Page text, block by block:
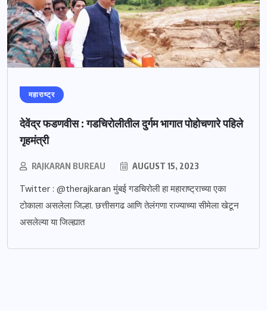
महाराष्ट्र
देवेंद्र फडणवीस : गडचिरोलीतील दुर्गम भागात पोहोचणारे पहिले
गृहमंत्री
RAJKARAN BUREAU AUGUST 15, 2023
Twitter : @therajkaran मुंबई गडचिरोली हा महाराष्ट्राच्या एका
टोकाला असलेला जिल्हा. छत्तीसगढ आणि तेलंगणा राज्याच्या सीमेला खेटून
असलेल्या या जिल्ह्यात